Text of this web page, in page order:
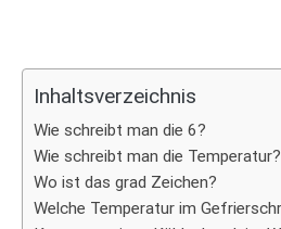
Inhaltsverzeichnis
Wie schreibt man die 6?
Wie schreibt man die Temperatur?
Wo ist das grad Zeichen?
Welche Temperatur im